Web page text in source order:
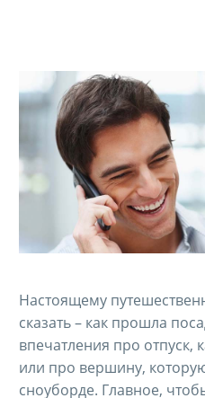
Настоящему
сказать – как прошла
впечатления про отпуск,
или про вершину,
сноуборде. Главное,